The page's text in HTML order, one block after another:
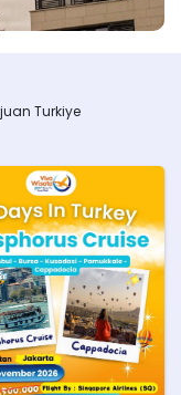
Turkiye